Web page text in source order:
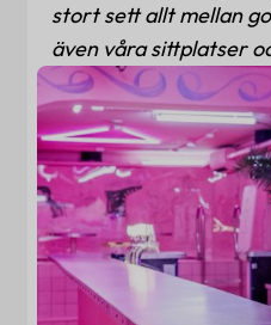
stort sett allt mellan
även våra sittplatser